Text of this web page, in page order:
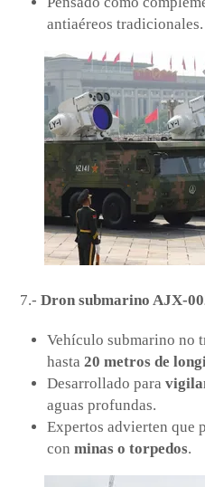
antiaéreos tradicionales.
7.-Dron submarino AJX-
Vehículo submarino no
hasta20 metros de
Desarrollado para
aguas profundas.
Expertos advierten que
conminas o torpedos.